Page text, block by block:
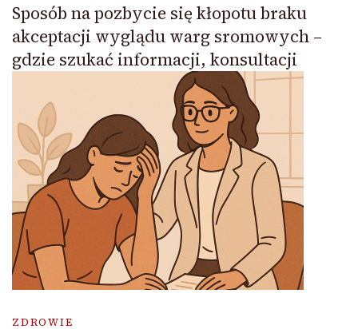
Sposób na pozbycie się kłopotu braku
akceptacji wyglądu warg sromowych –
gdzie szukać informacji, konsultacji
ZDROWIE